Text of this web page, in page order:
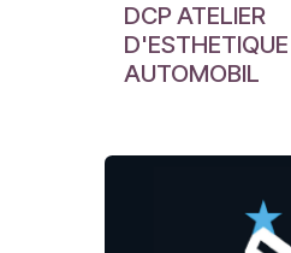
DCP ATELIER
D'ESTHETIQUE
AUTOMOBIL